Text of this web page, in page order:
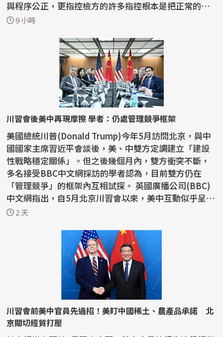
與程序公正，更指控檢方的許多指控根本是把正常的宗
教活動...
9 小時
川習會後美中再現摩擦 學者：仍處管理競爭框架
美國總統川普(Donald Trump)今年5月訪問北京，與中
國國家主席習近平會談後，美、中雙方定調建立「建設
性戰略穩定關係」。但之後幾個月內，雙方衝突不斷，
多名接受BBC中文網採訪的學者認為，目前雙方仍在
「管理競爭」的框架內互相試探。 英國廣播公司(BBC)
中文網指出，自5月北京川習會以來，美中互動似乎呈現
「一邊...
2 天
川習會前美中官員先過招！美盯中國稀土、農產品承諾 北
京關切經貿打壓